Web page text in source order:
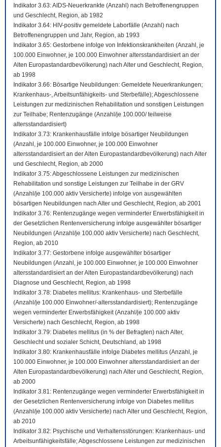
Indikator 3.63: AIDS-Neuerkrankte (Anzahl) nach Betroffenengruppen
und Geschlecht, Region, ab 1982
Indikator 3.64: HIV-positiv gemeldete Laborfälle (Anzahl) nach
Betroffenengruppen und Jahr, Region, ab 1993
Indikator 3.65: Gestorbene infolge von Infektionskrankheiten (Anzahl, je
100.000 Einwohner, je 100.000 Einwohner altersstandardisiert an der
Alten Europastandardbevölkerung) nach Alter und Geschlecht, Region,
ab 1998
Indikator 3.66: Bösartige Neubildungen: Gemeldete Neuerkrankungen;
Krankenhaus-, Arbeitsunfähigkeits- und Sterbefälle); Abgeschlossene
Leistungen zur medizinischen Rehabilitation und sonstigen Leistungen
zur Teilhabe; Rentenzugänge (Anzahl/je 100.000/ teilweise
altersstandardisiert)
Indikator 3.73: Krankenhausfälle infolge bösartiger Neubildungen
(Anzahl, je 100.000 Einwohner, je 100.000 Einwohner
altersstandardisiert an der Alten Europastandardbevölkerung) nach Alter
und Geschlecht, Region, ab 2000
Indikator 3.75: Abgeschlossene Leistungen zur medizinischen
Rehabilitation und sonstige Leistungen zur Teilhabe in der GRV
(Anzahl/je 100.000 aktiv Versicherte) infolge von ausgewählten
bösartigen Neubildungen nach Alter und Geschlecht, Region, ab 2001
Indikator 3.76: Rentenzugänge wegen verminderter Erwerbsfähigkeit in
der Gesetzlichen Rentenversicherung infolge ausgewählter bösartiger
Neubildungen (Anzahl/je 100.000 aktiv Versicherte) nach Geschlecht,
Region, ab 2010
Indikator 3.77: Gestorbene infolge ausgewählter bösartiger
Neubildungen (Anzahl, je 100.000 Einwohner, je 100.000 Einwohner
altersstandardisiert an der Alten Europastandardbevölkerung) nach
Diagnose und Geschlecht, Region, ab 1998
Indikator 3.78: Diabetes mellitus: Krankenhaus- und Sterbefälle
(Anzahl/je 100.000 Einwohner/-altersstandardisiert); Rentenzugänge
wegen verminderter Erwerbsfähigkeit (Anzahl/je 100.000 aktiv
Versicherte) nach Geschlecht, Region, ab 1998
Indikator 3.79: Diabetes mellitus (in % der Befragten) nach Alter,
Geschlecht und sozialer Schicht, Deutschland, ab 1998
Indikator 3.80: Krankenhausfälle infolge Diabetes mellitus (Anzahl, je
100.000 Einwohner, je 100.000 Einwohner altersstandardisiert an der
Alten Europastandardbevölkerung) nach Alter und Geschlecht, Region,
ab 2000
Indikator 3.81: Rentenzugänge wegen verminderter Erwerbsfähigkeit in
der Gesetzlichen Rentenversicherung infolge von Diabetes mellitus
(Anzahl/je 100.000 aktiv Versicherte) nach Alter und Geschlecht, Region,
ab 2010
Indikator 3.82: Psychische und Verhaltensstörungen: Krankenhaus- und
Arbeitsunfähigkeitsfälle; Abgeschlossene Leistungen zur medizinischen